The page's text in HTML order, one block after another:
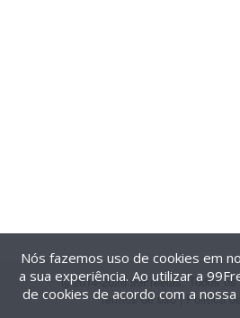
@2014-2026 99Freelas. Todos
Termos de uso| Política
Nós fazemos uso de cookies em
a sua experiência. Ao utilizar a
de cookies de acordo com a nossa